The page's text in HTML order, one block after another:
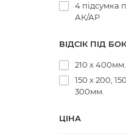
4 підсумка
АК/АР
ВІДСІК ПІД
210 х 400мм.
150 х 200,
300мм.
ЦІНА